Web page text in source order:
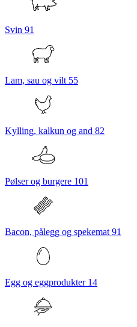
Svin 91
Lam, sau og vilt 55
Kylling, kalkun og and 82
Pølser og burgere 101
Bacon, pålegg og spekemat 91
Egg og eggprodukter 14